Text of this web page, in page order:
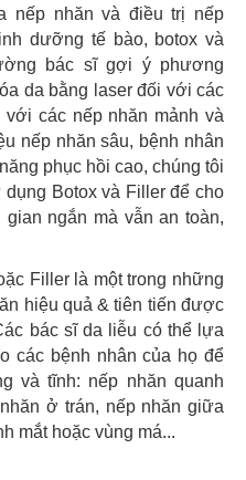
nếp nhăn và điều trị nếp
dưỡng tế bào, botox và
bác sĩ gợi ý phương
da bằng laser đối với các
các nếp nhăn mảnh và
nếp nhăn sâu, bệnh nhân
phục hồi cao, chúng tôi
Botox và Filler để cho
ngắn mà vẫn an toàn,
Filler là một trong những
hiệu quả & tiên tiến được
bác sĩ da liễu có thể lựa
các bệnh nhân của họ để
và tĩnh: nếp nhăn quanh
ở trán, nếp nhăn giữa
mắt hoặc vùng má...